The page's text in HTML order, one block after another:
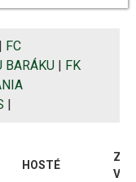
FC
BARÁKU
FK
HOSTÉ